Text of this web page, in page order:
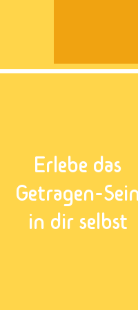
Erlebe das
Getragen-
in dir selbst